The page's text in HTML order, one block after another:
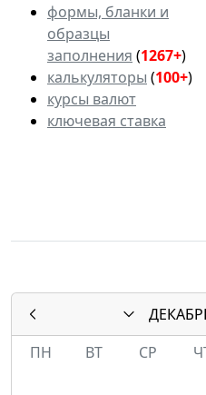
формы, бланки и
образцы
заполнения (1267+)
калькуляторы (100+)
курсы валют
ключевая ставка
ПН
ВТ СР